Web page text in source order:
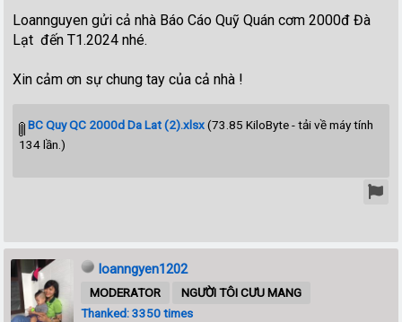
Loannguyen gửi cả nhà Báo Cáo Quỹ Quán cơm 2000đ Đà
Lạt đến T1.2024 nhé.
Xin cảm ơn sự chung tay của cả nhà !
BC Quy QC 2000d Da Lat (2).xlsx(73.85 KiloByte - tải về máy tính
134 lần.)
loanngyen1202
MODERATOR
NGƯỜI TÔI CƯU MANG
Thanked: 3350 times